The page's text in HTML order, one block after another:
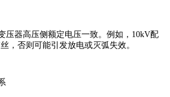
压器高压侧额定电压一致。例如，10kV配
，否则可能引发放电或灭弧失效。